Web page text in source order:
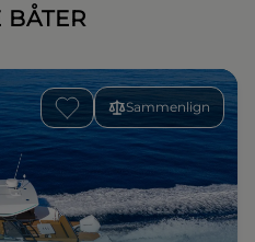
BÅTER
Sammenlign